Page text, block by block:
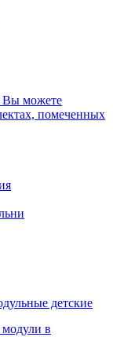
Вы можете
помеченных
детские
в